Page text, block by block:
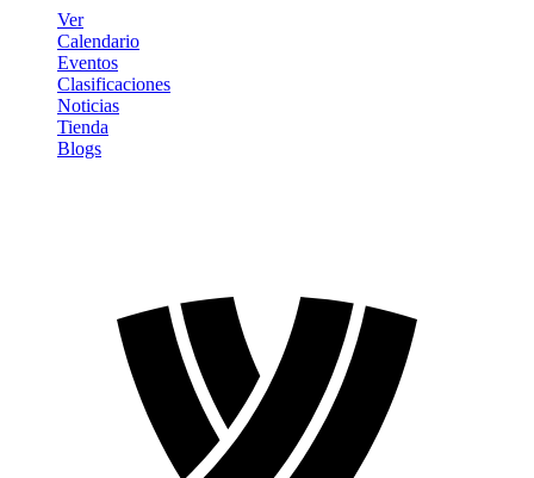
Ver
Calendario
Eventos
Clasificaciones
Noticias
Tienda
Blogs